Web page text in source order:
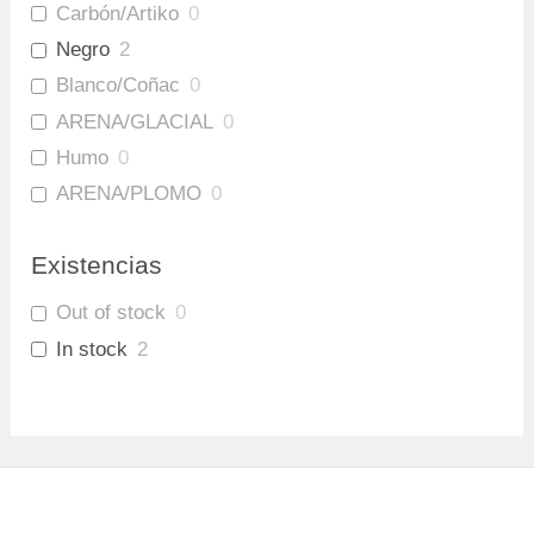
Carbón/Artiko 0
Negro 2
Blanco/Coñac 0
ARENA/GLACIAL 0
Humo 0
ARENA/PLOMO 0
Existencias
Out of stock 0
In stock 2